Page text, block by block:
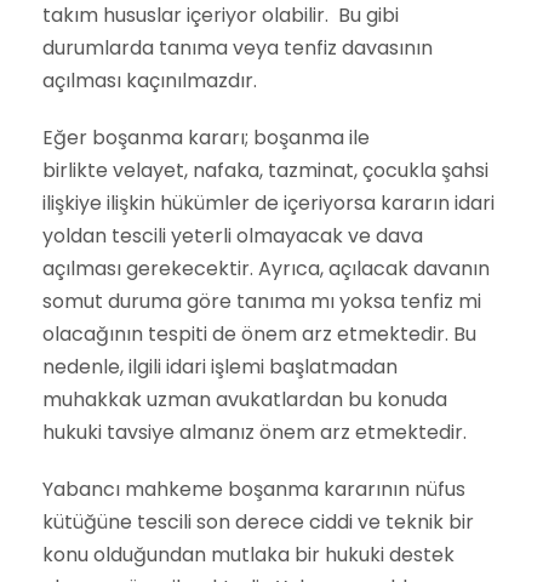
takım hususlar içeriyor olabilir. Bu gibi
durumlarda tanıma veya tenfiz davasının
açılması kaçınılmazdır.
Eğer boşanma kararı; boşanma ile
birlikte velayet, nafaka, tazminat, çocukla şahsi
ilişkiye ilişkin hükümler de içeriyorsa kararın idari
yoldan tescili yeterli olmayacak ve dava
açılması gerekecektir. Ayrıca, açılacak davanın
somut duruma göre tanıma mı yoksa tenfiz mi
olacağının tespiti de önem arz etmektedir. Bu
nedenle, ilgili idari işlemi başlatmadan
muhakkak uzman avukatlardan bu konuda
hukuki tavsiye almanız önem arz etmektedir.
Yabancı mahkeme boşanma kararının nüfus
kütüğüne tescili son derece ciddi ve teknik bir
konu olduğundan mutlaka bir hukuki destek